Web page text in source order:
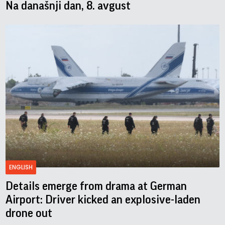
Na današnji dan, 8. avgust
ENGLISH
Details emerge from drama at German
Airport: Driver kicked an explosive-laden
drone out